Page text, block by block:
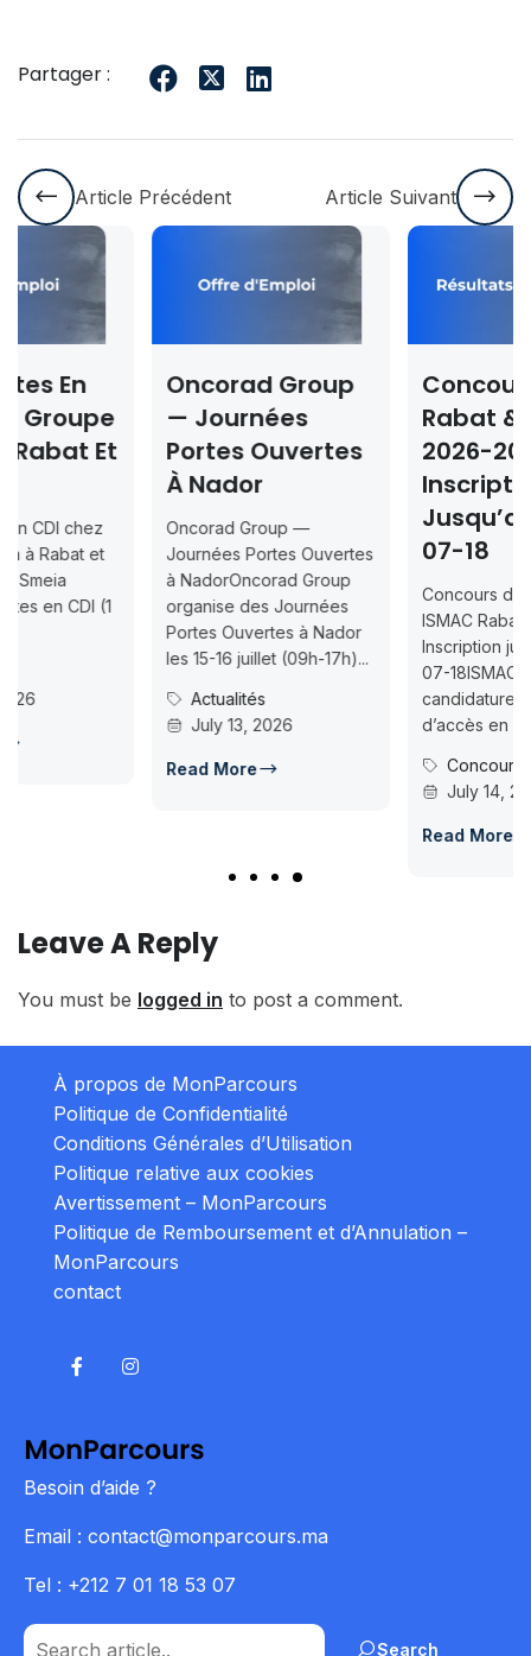
Partager :
Article Précédent Article Suivant
Oncorad Group
— Journées
Portes Ouvertes
Oncorad Group —
Journées Portes Ouvertes
à NadorOncorad Group
organise des Journées
Portes Ouvertes à Nador
les 15-16 juillet (09h-17h)...
Concours ISMAC
Rabat & Dakhla
2026-2027 —
Jusqu’au 2026-
07-18
Concours d’accès L1
ISMAC Rabat & Dakhla —
Inscription jusqu’au 2026-
07-18ISMAC ouvre les
candidatures au concours
d’accès en L1 pour...
Concours Post-Bac
Leave A Reply
You must be logged in to post a comment.
À propos de MonParcours
Politique de Confidentialité
Conditions Générales d’Utilisation
Politique relative aux cookies
Avertissement – MonParcours
Politique de Remboursement et d’Annulation –
MonParcours
contact
Besoin d’aide ?
Email : contact@monparcours.ma
Tel : +212 7 01 18 53 07
Search